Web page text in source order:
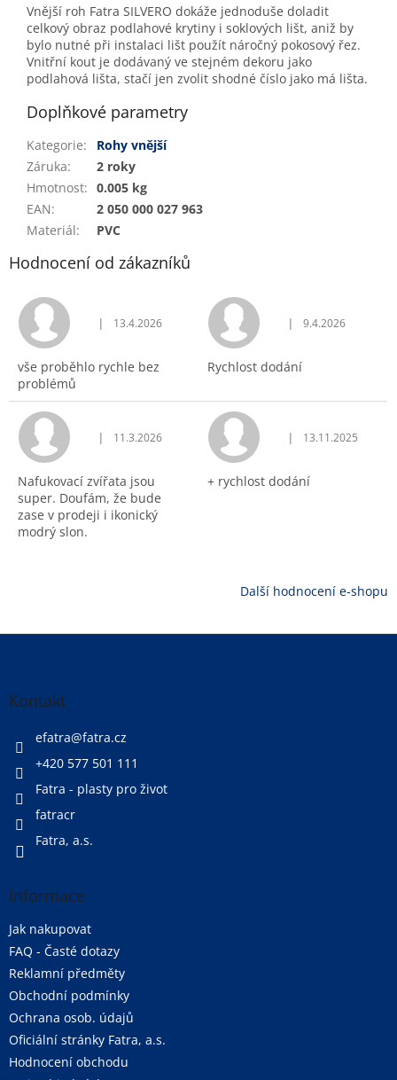
Vnější roh Fatra SILVERO dokáže jednoduše doladit
celkový obraz podlahové krytiny i soklových lišt, aniž by
bylo nutné při instalaci lišt použít náročný pokosový řez.
Vnitřní kout je dodávaný ve stejném dekoru jako
podlahová lišta, stačí jen zvolit shodné číslo jako má lišta.
Doplňkové parametry
Kategorie:
Rohy vnější
Záruka:
2 roky
Hmotnost: 0.005 kg
EAN:
2 050 000 027 963
Materiál: PVC
Hodnocení od zákazníků
Hodnocení obchodu je 5 z 5 hvězdiček.
| 13.4.2026
vše proběhlo rychle bez
problémů
Hodnocení
| 9.4.2026
Rychlost dodání
Hodnocení obchodu je 5 z 5 hvězdiček.
| 11.3.2026
Nafukovací zvířata jsou
super. Doufám, že bude
zase v prodeji i ikonický
modrý slon.
Hodnocení
| 13.11.2025
+ rychlost dodání
Další hodnocení e-shopu
Z
Kontakt
efatra@fatra.cz
+420 577 501 111
Fatra - plasty pro život
fatracr
Fatra, a.s.
Informace
Jak nakupovat
FAQ - Časté dotazy
Reklamní předměty
Obchodní podmínky
Ochrana osob. údajů
Oficiální stránky Fatra, a.s.
Hodnocení obchodu